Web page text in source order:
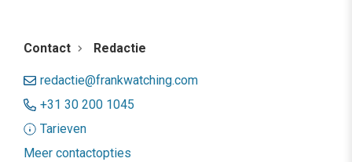
Contact Redactie
redactie@frankwatching.com
+31 30 200 1045
Tarieven
Meer contactopties